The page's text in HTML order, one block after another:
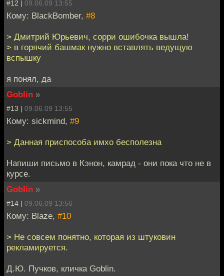
#12 | 09.06.09 13:55
Кому: BlackBomber, #8
> Дмитрий Юрьевич, сорри ошибочка вышла!
> в горячий башмак нужно вставлять ведущую
вспышку
я понял, да
Goblin »
#13 | 09.06.09 13:55
Кому: sickmind, #9
> Данная приспособа имхо бесполезна
Напиши письмо в Кэнон, камрад - они пока что не в
курсе.
Goblin »
#14 | 09.06.09 13:56
Кому: Blaze, #10
> Не совсем понятно, которая из штуковин
рекламируется.
Д.Ю. Пучков, кличка Goblin.